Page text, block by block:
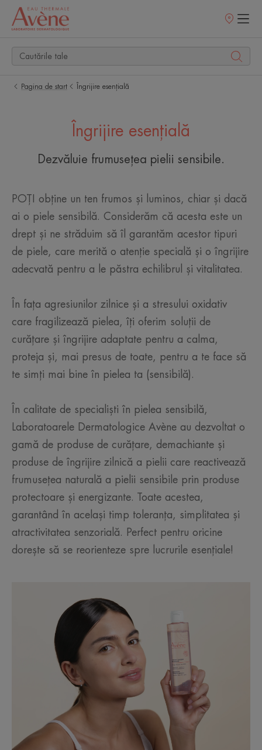
Retailerii
Pagina de start Îngrijire esențială
Îngrijire esențială
Dezvăluie frumusețea pielii sensibile.
POȚI obține un ten frumos și luminos, chiar și dacă
ai o piele sensibilă. Considerăm că acesta este un
drept și ne străduim să îl garantăm acestor tipuri
de piele, care merită o atenție specială și o îngrijire
adecvată pentru a le păstra echilibrul și vitalitatea.
În fața agresiunilor zilnice și a stresului oxidativ
care fragilizează pielea, îți oferim soluții de
curățare și îngrijire adaptate pentru a calma,
proteja și, mai presus de toate, pentru a te face să
te simți mai bine în pielea ta (sensibilă).
În calitate de specialiști în pielea sensibilă,
Laboratoarele Dermatologice Avène au dezvoltat o
gamă de produse de curățare, demachiante și
produse de îngrijire zilnică a pielii care reactivează
frumusețea naturală a pielii sensibile prin produse
protectoare și energizante. Toate acestea,
garantând în același timp toleranța, simplitatea și
atractivitatea senzorială. Perfect pentru oricine
dorește să se reorienteze spre lucrurile esențiale!